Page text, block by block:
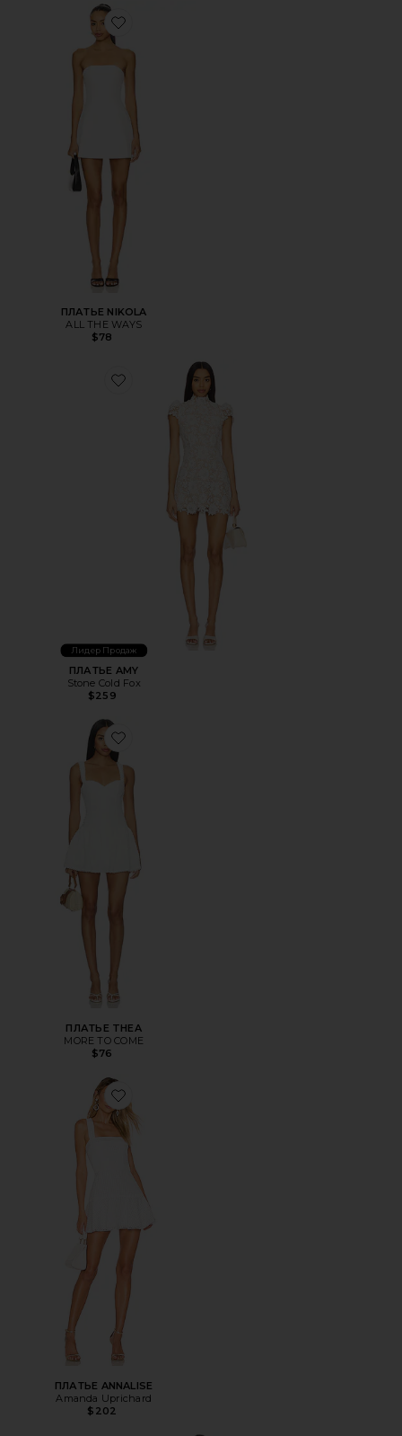
Favorite ПЛАТЬЕ NIKOLA
ПЛАТЬЕ NIKOLA
ALL THE WAYS
$78
Favorite ПЛАТЬЕ AMY
Лидер Продаж
ПЛАТЬЕ AMY
Stone Cold Fox
$259
Favorite ПЛАТЬЕ THEA
ПЛАТЬЕ THEA
MORE TO COME
$76
Favorite ПЛАТЬЕ ANNALISE
ПЛАТЬЕ ANNALISE
Amanda Uprichard
$202